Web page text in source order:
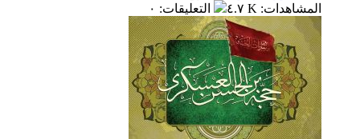
المشاهدات: ٤.٧ K التعليقات: ٠